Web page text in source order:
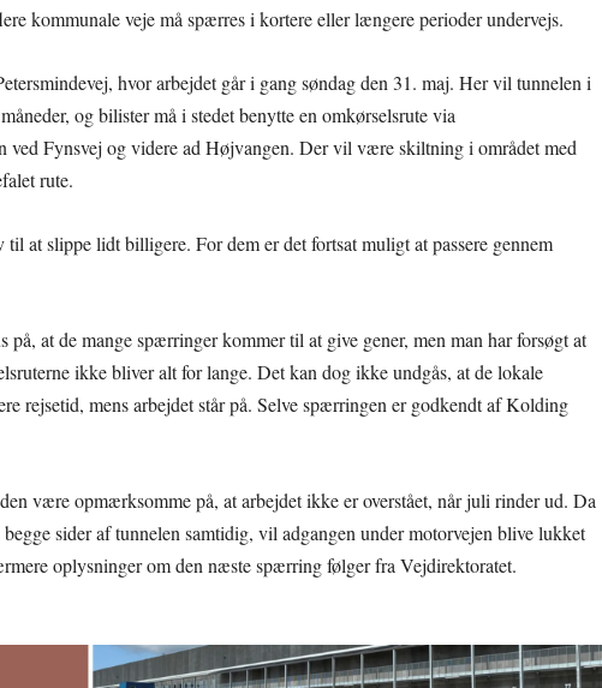
kommunale veje må spærres i kortere eller længere perioder undervejs.
hvor arbejdet går i gang søndag den 31. maj. Her vil tunnelen i
og bilister må i stedet benytte en omkørselsrute via
ved Fynsvej og videre ad Højvangen. Der vil være skiltning i området med
rute.
at slippe lidt billigere. For dem er det fortsat muligt at passere gennem
på, at de mange spærringer kommer til at give gener, men man har forsøgt at
ikke bliver alt for lange. Det kan dog ikke undgås, at de lokale
rejsetid, mens arbejdet står på. Selve spærringen er godkendt af Kolding
være opmærksomme på, at arbejdet ikke er overstået, når juli rinder ud. Da
sider af tunnelen samtidig, vil adgangen under motorvejen blive lukket
oplysninger om den næste spærring følger fra Vejdirektoratet.